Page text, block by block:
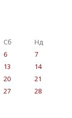
Сб
Нд
6
7
13
14
20
21
27
28